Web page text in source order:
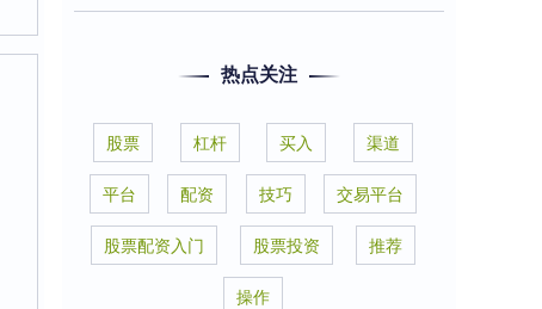
热点关注
股票 杠杆 买入 渠道
平台 配资 技巧 交易平台
股票配资入门 股票投资 推荐
操作